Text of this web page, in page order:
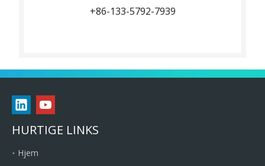
+86-133-5792-7939
HURTIGE LINKS
Hjem